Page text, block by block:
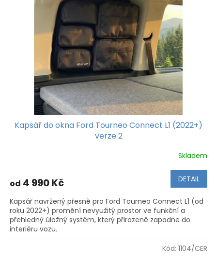
Kapsář do okna Ford Tourneo Connect L1 (2022+)
verze 2
Skladem
od 4 990 Kč DETAIL
Kapsář navržený přesně pro Ford Tourneo Connect L1 (od
roku 2022+) promění nevyužitý prostor ve funkční a
přehledný úložný systém, který přirozeně zapadne do
interiéru vozu.
Kód: 1104/CER